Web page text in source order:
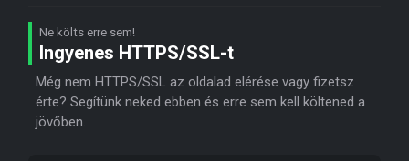
Ne költs erre sem!
Ingyenes HTTPS/SSL-t
Még nem HTTPS/SSL az oldalad elérése vagy fizetsz
érte? Segítünk neked ebben és erre sem kell költened a
jövőben.